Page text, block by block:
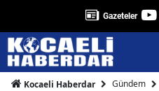
Gazeteler
Kocaeli Haberdar Gündem